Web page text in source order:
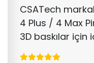
CSATech
4 Plus / 4 Max
3D baskılar için